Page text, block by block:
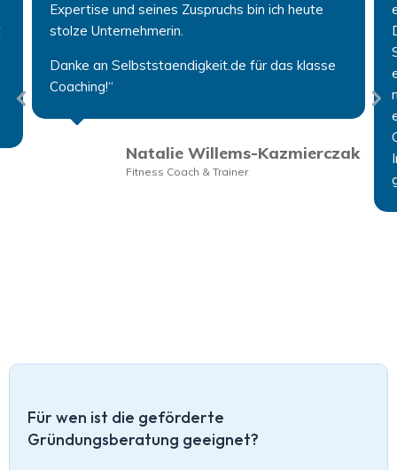
Expertise und seines Zuspruchs bin ich heute
stolze Unternehmerin.
Danke an Selbststaendigkeit.de für das klasse
Coaching!“
Natalie Willems-Kazmierczak
Fitness Coach & Trainer
Für wen ist die geförderte
Gründungsberatung geeignet?